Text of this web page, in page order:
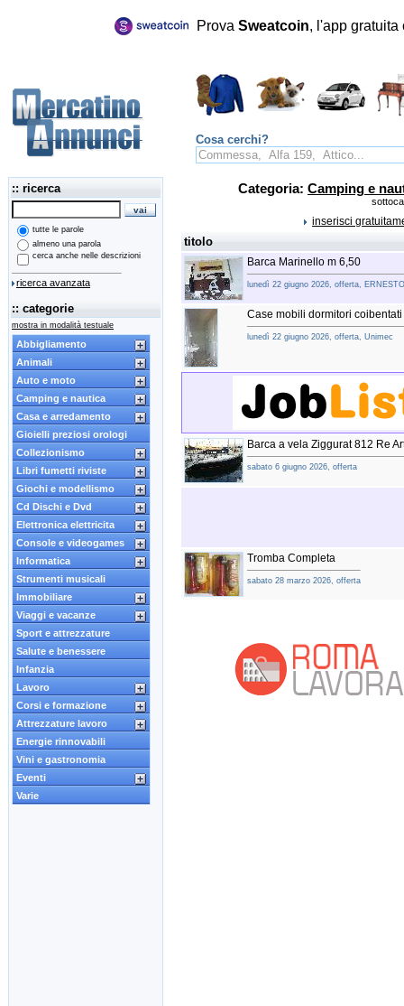
Prova Sweatcoin, l'app
Cosa cerchi?
:: ricerca
tutte le parole
almeno una parola
cerca anche nelle descrizioni
ricerca avanzata
:: categorie
mostra in modalità testuale
Abbigliamento
Animali
Auto e moto
Camping e nautica
Casa e arredamento
Gioielli preziosi orologi
Collezionismo
Libri fumetti riviste
Giochi e modellismo
Cd Dischi e Dvd
Elettronica elettricita
Console e videogames
Informatica
Strumenti musicali
Immobiliare
Viaggi e vacanze
Sport e attrezzature
Salute e benessere
Infanzia
Lavoro
Corsi e formazione
Attrezzature lavoro
Energie rinnovabili
Vini e gastronomia
Eventi
Varie
Categoria: Camping e
inserisci
titolo
Barca Marinello m 6,50
lunedì 22 giugno 2026, offerta, ERNESTO
Case mobili dormitori
lunedì 22 giugno 2026, offerta, Unimec
Barca a vela Ziggurat 812 Re
sabato 6 giugno 2026, offerta
Tromba Completa
sabato 28 marzo 2026, offerta